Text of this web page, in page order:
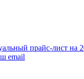
прайс-лист на
email